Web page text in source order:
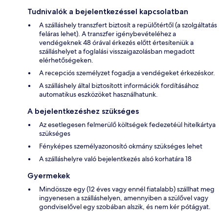
Tudnivalók a bejelentkezéssel kapcsolatban
A szálláshely transzfert biztosít a repülőtértől (a szolgáltatás
feláras lehet). A transzfer igénybevételéhez a
vendégeknek 48 órával érkezés előtt értesíteniük a
szálláshelyet a foglalási visszaigazolásban megadott
elérhetőségeken.
A recepciós személyzet fogadja a vendégeket érkezéskor.
A szálláshely által biztosított információk fordításához
automatikus eszközöket használhatunk.
A bejelentkezéshez szükséges
Az esetlegesen felmerülő költségek fedezetéül hitelkártya
szükséges
Fényképes személyazonosító okmány szükséges lehet
A szálláshelyre való bejelentkezés alsó korhatára 18
Gyermekek
Mindössze egy (12 éves vagy ennél fiatalabb) szállhat meg
ingyenesen a szálláshelyen, amennyiben a szülővel vagy
gondviselővel egy szobában alszik, és nem kér pótágyat.